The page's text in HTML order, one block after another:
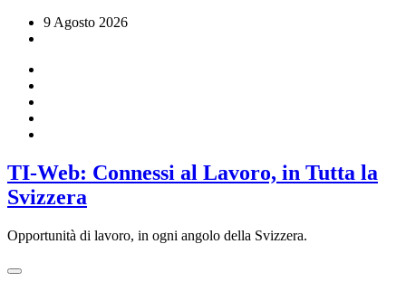
9 Agosto 2026
TI-Web: Connessi al Lavoro, in Tutta la
Svizzera
Opportunità di lavoro, in ogni angolo della Svizzera.